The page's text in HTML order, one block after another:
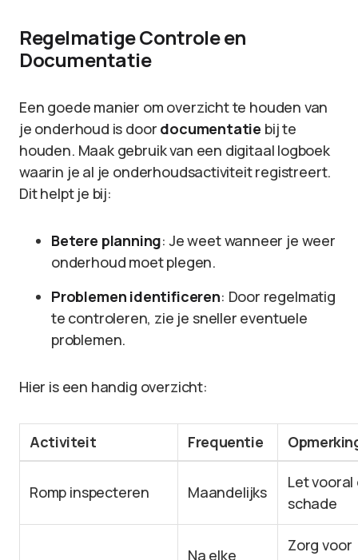
Regelmatige Controle en
Documentatie
Een goede manier om overzicht te houden van
je onderhoud is door documentatie bij te
houden. Maak gebruik van een digitaal logboek
waarin je al je onderhoudsactiviteit registreert.
Dit helpt je bij:
Betere planning: Je weet wanneer je weer
onderhoud moet plegen.
Problemen identificeren: Door regelmatig
te controleren, zie je sneller eventuele
problemen.
Hier is een handig overzicht:
Activiteit Frequentie
Romp inspecteren Maandelijks
Let vooral
schade
Na elke
Zorg voor